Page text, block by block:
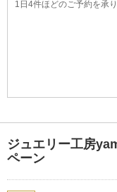
1日4件ほどのご予約を承り
ジュエリー工房
ペーン